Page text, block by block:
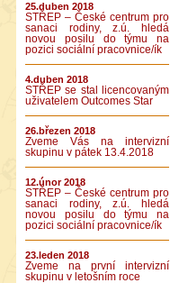
25.duben 2018
STŘEP – České centrum pro
sanaci rodiny, z.ú. hledá
novou posilu do týmu na
pozici sociální pracovnice/ík
4.duben 2018
STŘEP se stal licencovaným
uživatelem Outcomes Star
26.březen 2018
Zveme Vás na intervizní
skupinu v pátek 13.4.2018
12.únor 2018
STŘEP – České centrum pro
sanaci rodiny, z.ú. hledá
novou posilu do týmu na
pozici sociální pracovnice/ík
23.leden 2018
Zveme na první intervizní
skupinu v letošním roce